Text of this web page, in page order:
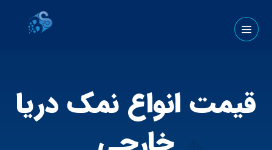
قیمت انواع نمک دریا